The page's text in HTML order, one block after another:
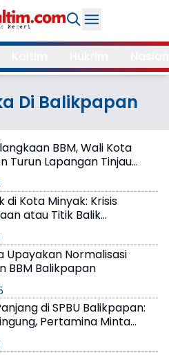
Kukar
Kubar
Kutim
PPU
Mahulu
Paser
Berau
Feature
Opini
Gaya
Hidup
×
Di Balikpapan
BBM, Wali Kota
Turun Lapangan Tinjau
di Kota Minyak: Krisis
atau Titik Balik
Upayakan Normalisasi
BBM Balikpapan
di SPBU Balikpapan:
Pertamina Minta